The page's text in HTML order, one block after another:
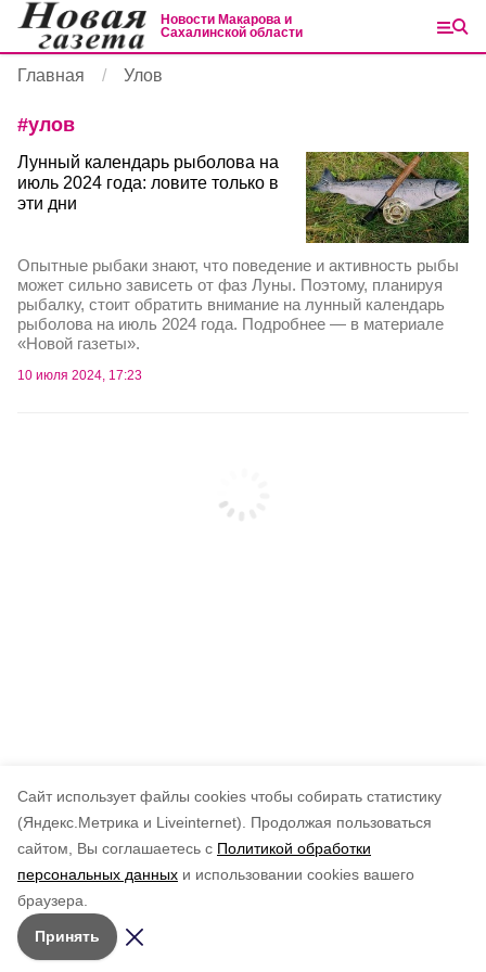
Cайт использует файлы cookies чтобы собирать статистику
(Яндекс.Метрика и Liveinternet).
Продолжая пользоваться
сайтом, Вы соглашаетесь с Политикой обработки
персональных данных и использовании cookies вашего
браузера.
Принять
Новости Макарова и
Сахалинской области
Главная Улов
#улов
Лунный календарь рыболова на
июль 2024 года: ловите только в
эти дни
Опытные рыбаки знают, что поведение и активность рыбы
может сильно зависеть от фаз Луны. Поэтому, планируя
рыбалку, стоит обратить внимание на лунный календарь
рыболова на июль 2024 года. Подробнее — в материале
«Новой газеты».
10 июля 2024, 17:23